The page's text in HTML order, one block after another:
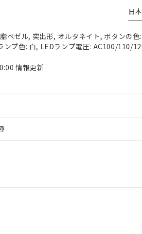
日
ベゼル, 突出形, オルタネイト, ボタンの
ンプ色: 白, LEDランプ電圧: AC100/110/
情報更新